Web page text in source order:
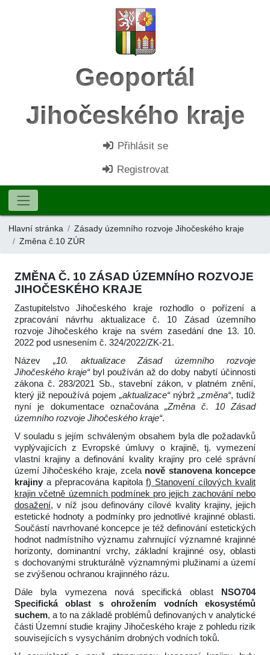
Geoportál
Jihočeského kraje
Přihlásit se
Registrovat
Hlavní stránka
Zásady územního rozvoje Jihočeského kraje
Změna č.10 ZÚR
ZMĚNA Č. 10 ZÁSAD ÚZEMNÍHO ROZVOJE
JIHOČESKÉHO KRAJE
Zastupitelstvo Jihočeského kraje rozhodlo o pořízení a
zpracování návrhu aktualizace č. 10 Zásad územního
rozvoje Jihočeského kraje na svém zasedání dne 13. 10.
2022 pod usnesením č. 324/2022/ZK-21.
Název „10. aktualizace Zásad územního rozvoje
Jihočeského kraje“byl používán až do doby nabytí účinnosti
zákona č. 283/2021 Sb., stavební zákon, v platném znění,
který již nepoužívá pojem „aktualizace“nýbrž„změna“, tudíž
nyní je dokumentace označována„Změna č. 10 Zásad
územního rozvoje Jihočeského kraje“.
V souladu s jejím schváleným obsahem byla dle požadavků
vyplývajících z Evropské úmluvy o krajině, tj. vymezení
vlastní krajiny a definování kvality krajiny pro celé správní
území Jihočeského kraje, zcela nově stanovena koncepce
krajinya přepracována kapitolaf) Stanovení cílových kvalit
krajin včetně územních podmínek pro jejich zachování nebo
dosažení, v níž jsou definovány cílové kvality krajiny, jejich
estetické hodnoty a podmínky pro jednotlivé krajinné oblasti.
Součástí navrhované koncepce je též definování estetických
hodnot nadmístního významu zahrnující významné krajinné
horizonty, dominantní vrchy, základní krajinné osy, oblasti
s dochovanými strukturálně významnými plužinami a území
se zvýšenou ochranou krajinného rázu.
Dále byla vymezena nová specifická oblast
NSO704
Specifická oblast s ohrožením vodních ekosystémů
suchem, a to na základě problémů definovaných v analytické
části Územní studie krajiny Jihočeského kraje z pohledu rizik
souvisejících s vysycháním drobných vodních toků.